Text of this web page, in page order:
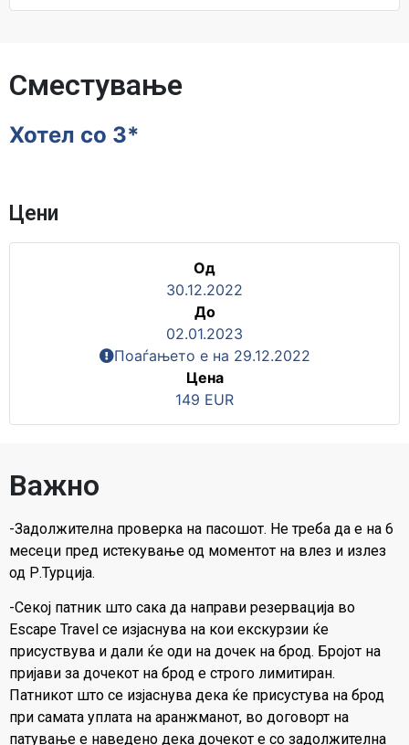
Сместување
Хотел со 3*
Цени
Од
30.12.2022
До
02.01.2023
Поаѓањето е на 29.12.2022
Цена
149 EUR
Важно
-Задолжителна проверка на пасошот. Не треба да е на 6
месеци пред истекување од моментот на влез и излез
од Р.Турција.
-Секој патник што сака да направи резервација во
Escape Travel се изјаснува на кои екскурзии ќе
присуствува и дали ќе оди на дочек на брод. Бројот на
пријави за дочекот на брод е строго лимитиран.
Патникот што се изјаснува дека ќе присустува на брод
при самата уплата на аранжманот, во договорт на
патување е наведено дека дочекот е со задолжителна